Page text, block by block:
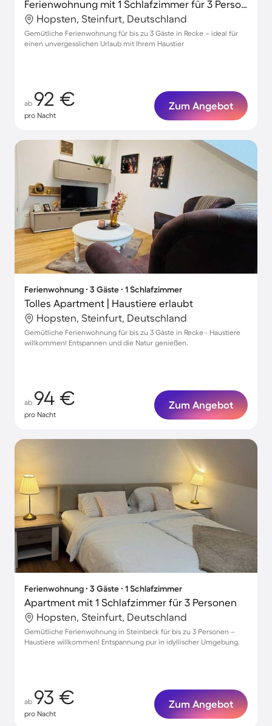
Ferienwohnung mit 1 Schlafzimmer für 3 Personen
Hopsten, Steinfurt, Deutschland
Gemütliche Ferienwohnung für bis zu 3 Gäste in Recke – ideal für
einen unvergesslichen Urlaub mit Ihrem Haustier
ab 92 €
pro Nacht
Zum Angebot
Ferienwohnung ∙ 3 Gäste ∙ 1 Schlafzimmer
Tolles Apartment | Haustiere erlaubt
Hopsten, Steinfurt, Deutschland
Gemütliche Ferienwohnung für bis zu 3 Gäste in Recke - Haustiere
willkommen! Entspannen und die Natur genießen.
ab 94 €
pro Nacht
Zum Angebot
Ferienwohnung ∙ 3 Gäste ∙ 1 Schlafzimmer
Apartment mit 1 Schlafzimmer für 3 Personen
Hopsten, Steinfurt, Deutschland
Gemütliche Ferienwohnung in Steinbeck für bis zu 3 Personen –
Haustiere willkommen! Entspannung pur in idyllischer Umgebung.
ab 93 €
pro Nacht
Zum Angebot